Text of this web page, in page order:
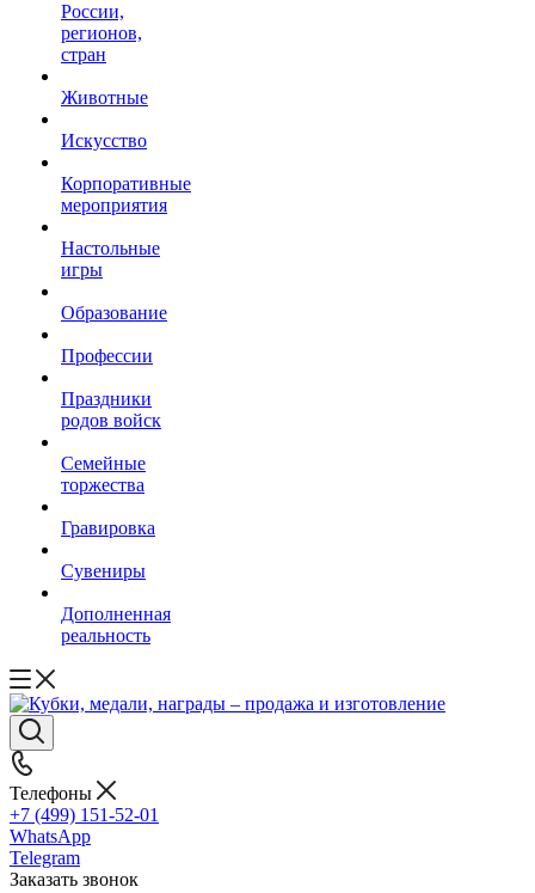
России,
регионов,
стран
Животные
Искусство
Корпоративные
мероприятия
Настольные
игры
Образование
Профессии
Праздники
родов войск
Семейные
торжества
Гравировка
Сувениры
Дополненная
реальность
Телефоны
+7 (499) 151-52-01
WhatsApp
Telegram
Заказать звонок